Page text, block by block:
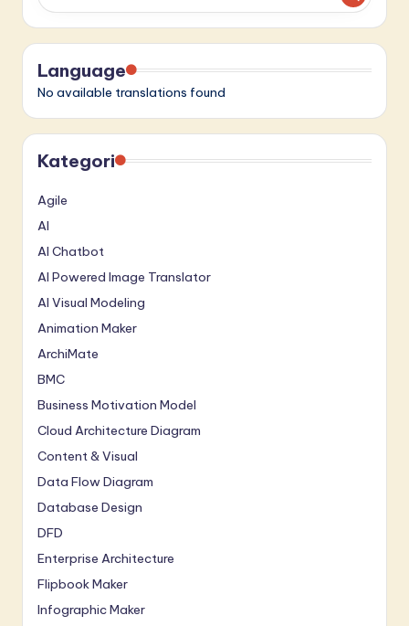
Language
No available translations found
Kategori
Agile
AI
AI Chatbot
AI Powered Image Translator
AI Visual Modeling
Animation Maker
ArchiMate
BMC
Business Motivation Model
Cloud Architecture Diagram
Content & Visual
Data Flow Diagram
Database Design
DFD
Enterprise Architecture
Flipbook Maker
Infographic Maker